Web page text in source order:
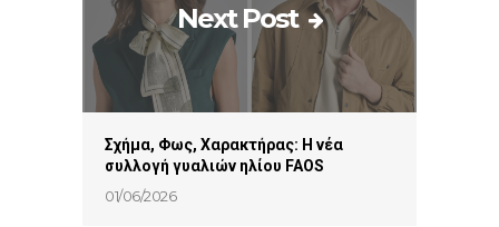
Next Post
Σχήμα, Φως, Χαρακτήρας: Η νέα
συλλογή γυαλιών ηλίου FAOS
01/06/2026